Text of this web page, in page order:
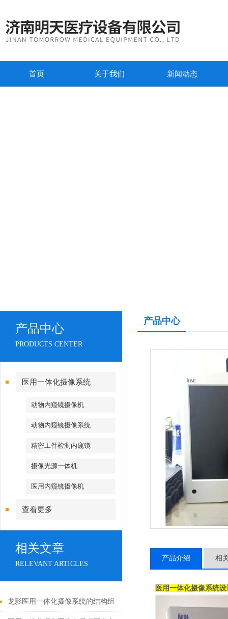
首页 关于我们 新闻动态
产品中心
PRODUCTS CENTER
医用一体化摄像系统
动物内窥镜摄像机
动物内窥镜摄像系统
精密工件检测内窥镜
摄像光源一体机
医用内窥镜摄像机
查看更多
相关文章
RELEVANT ARTICLES
龙影医用一体化摄像系统的结构组
产品中心
产品介绍 相
医用一体化摄像系统